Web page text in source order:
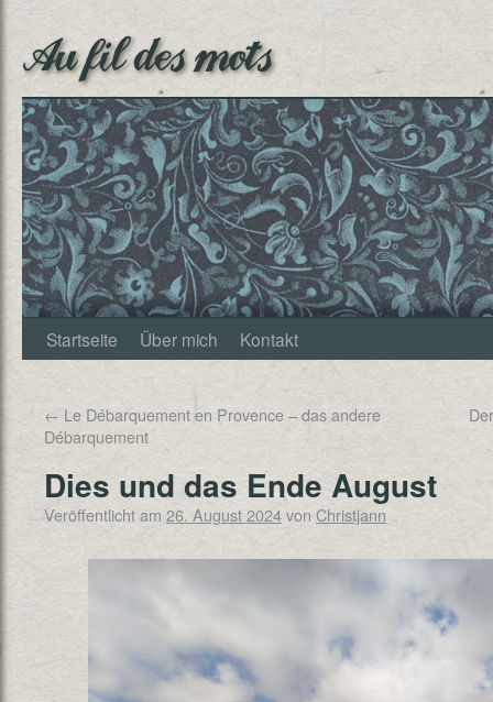
Au fil des mots
Startseite Über mich Kontakt
← Le Débarquement en Provence – das andere
Débarquement
Dies und das Ende August
Veröffentlicht am 26. August 2024von Christjann